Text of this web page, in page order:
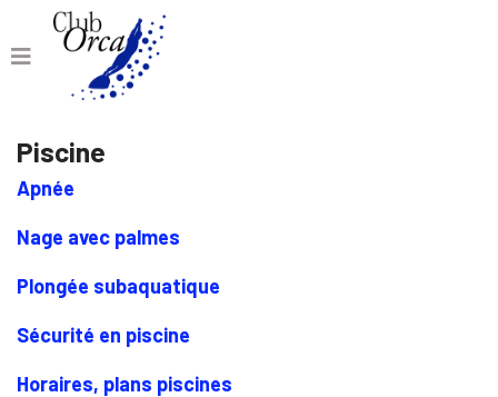
Piscine
Apnée
Nage avec palmes
Plongée subaquatique
Sécurité en piscine
Horaires, plans piscines